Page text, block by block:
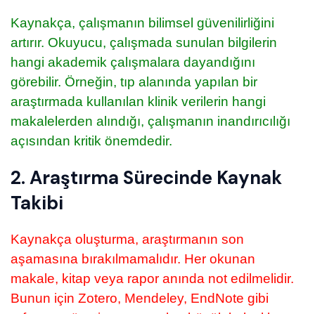
Kaynakça, çalışmanın bilimsel güvenilirliğini
artırır. Okuyucu, çalışmada sunulan bilgilerin
hangi akademik çalışmalara dayandığını
görebilir. Örneğin, tıp alanında yapılan bir
araştırmada kullanılan klinik verilerin hangi
makalelerden alındığı, çalışmanın inandırıcılığı
açısından kritik önemdedir.
2. Araştırma Sürecinde Kaynak
Takibi
Kaynakça oluşturma, araştırmanın son
aşamasına bırakılmamalıdır. Her okunan
makale, kitap veya rapor anında not edilmelidir.
Bunun için Zotero, Mendeley, EndNote gibi